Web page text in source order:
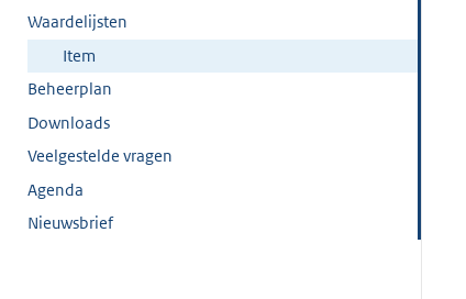
Waardelijsten
Item
Beheerplan
Downloads
Veelgestelde vragen
Agenda
Nieuwsbrief